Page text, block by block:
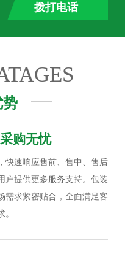
拨打电话
势
购无忧
快速响应售前、售中、售后
户提供更多服务支持。包装
需求紧密贴合，全面满足客